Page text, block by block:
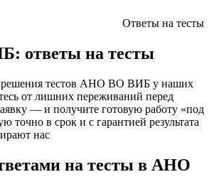
Ответы на тесты
ответы на тесты
решения тестов АНО ВО ВИБ у наших
от лишних переживаний перед
— и получите готовую работу «под
точно в срок и с гарантией результата
нас
на тесты в АНО